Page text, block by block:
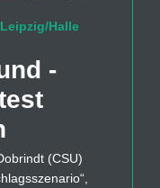
Halle
-
(CSU)